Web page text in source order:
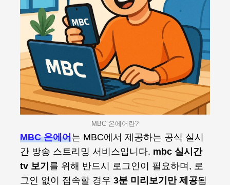
MBC 온에어란?
MBC 온에어는 MBC에서 제공하는 공식 실시
간 방송 스트리밍 서비스입니다. mbc 실시간
tv 보기 를 위해 반드시 로그인이 필요하며, 로
그인 없이 접속할 경우 3분 미리보기만 제공됩